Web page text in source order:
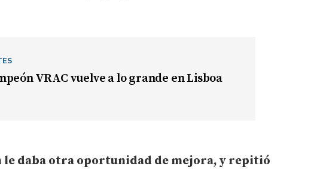
VRAC vuelve a lo grande en Lisboa
le daba otra oportunidad de mejora, y repitió